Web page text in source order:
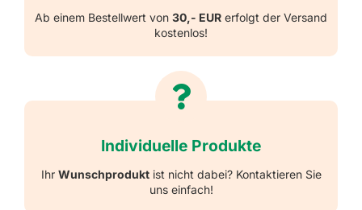
Ab einem Bestellwert von 30,- EUR erfolgt der Versand
kostenlos!
Individuelle Produkte
Ihr Wunschproduktist nicht dabei? Kontaktieren Sie
uns einfach!